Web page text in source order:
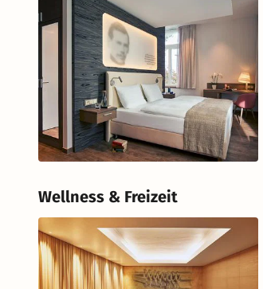
Wellness & Freizeit